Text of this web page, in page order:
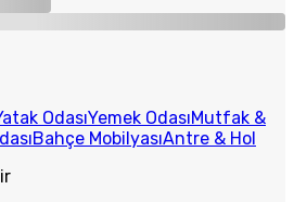
OdasıYemek OdasıMutfak &
Bahçe MobilyasıAntre & Hol